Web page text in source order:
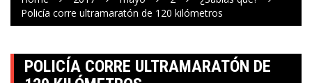
Policía corre ultramaratón de 120 kilómetros
POLICÍA CORRE ULTRAMARATÓN DE